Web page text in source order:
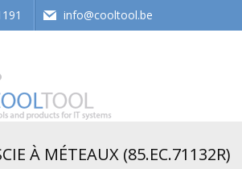
info@cooltool.be
À MÉTEAUX (85.EC.71132R)